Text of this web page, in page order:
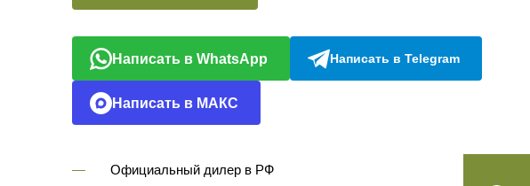
Написать в WhatsApp Написать в Telegram
Написать в МАКС
Официальный дилер в РФ